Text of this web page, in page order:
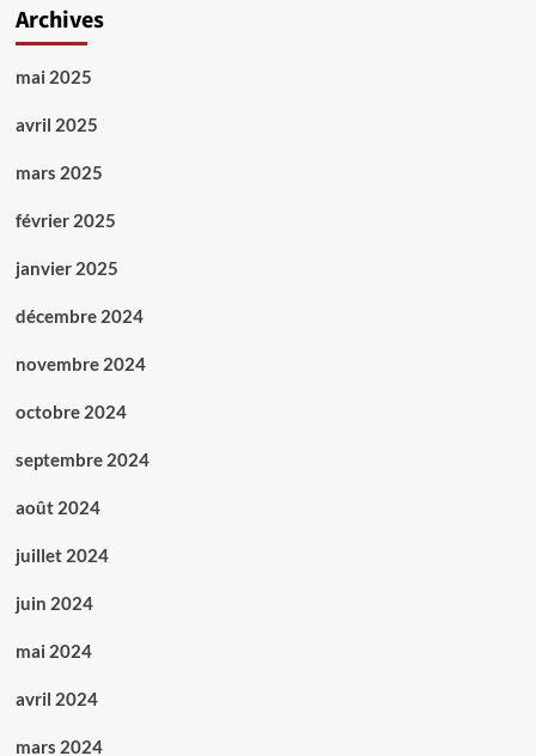
Archives
mai 2025
avril 2025
mars 2025
février 2025
janvier 2025
décembre 2024
novembre 2024
octobre 2024
septembre 2024
août 2024
juillet 2024
juin 2024
mai 2024
avril 2024
mars 2024